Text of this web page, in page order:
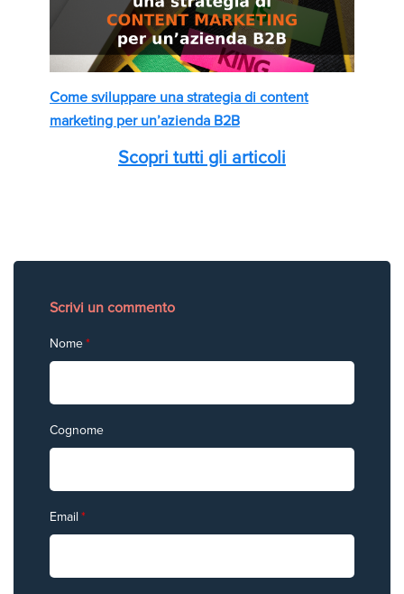
Come sviluppare una strategia di content
marketing per un’azienda B2B
Scopri tutti gli articoli
Scrivi un commento
Nome*
Cognome
Email *